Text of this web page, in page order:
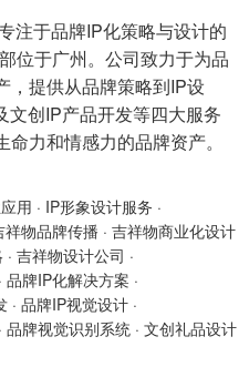
注于品牌IP化策略与设计的
位于广州。公司致力于为品
，提供从品牌策略到IP设
文创IP产品开发等四大服务
力和情感力的品牌资产。
用 · IP形象设计服务 ·
祥物品牌传播 · 吉祥物商业化设计
· 吉祥物设计公司 ·
· 品牌IP化解决方案 ·
· 品牌IP视觉设计 ·
· 品牌视觉识别系统 · 文创礼品设计